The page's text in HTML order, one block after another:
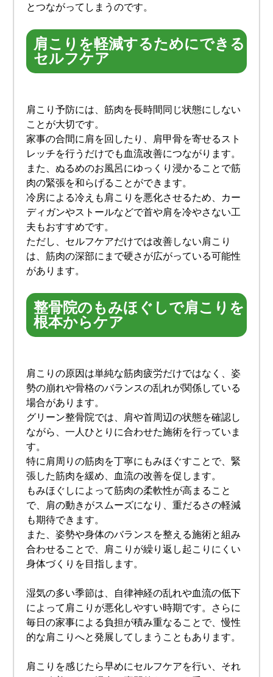
とつながってしまうのです。
肩こりを軽減するためにできる
セルフケア
肩こり予防には、筋肉を長時間同じ状態にしない
ことが大切です。
家事の合間に肩を回したり、肩甲骨を寄せるスト
レッチを行うだけでも血流改善につながります。
また、ぬるめのお風呂にゆっくり浸かることで筋
肉の緊張を和らげることができます。
冷房による冷えも肩こりを悪化させるため、カー
ディガンやストールなどで首や肩を冷やさない工
夫もおすすめです。
ただし、セルフケアだけでは改善しない肩こり
は、筋肉の深部にまで硬さが広がっている可能性
があります。
整骨院のもみほぐしで肩こりを
根本からケア
肩こりの原因は単純な筋肉疲労だけではなく、姿
勢の崩れや骨格のバランスの乱れが関係している
場合があります。
グリーン整骨院では、肩や首周辺の状態を確認し
ながら、一人ひとりに合わせた施術を行っていま
す。
特に肩周りの筋肉を丁寧にもみほぐすことで、緊
張した筋肉を緩め、血流の改善を促します。
もみほぐしによって筋肉の柔軟性が高まること
で、肩の動きがスムーズになり、重だるさの軽減
も期待できます。
また、姿勢や身体のバランスを整える施術と組み
合わせることで、肩こりが繰り返し起こりにくい
身体づくりを目指します。
湿気の多い季節は、自律神経の乱れや血流の低下
によって肩こりが悪化しやすい時期です。さらに
毎日の家事による負担が積み重なることで、慢性
的な肩こりへと発展してしまうこともあります。
肩こりを感じたら早めにセルフケアを行い、それ